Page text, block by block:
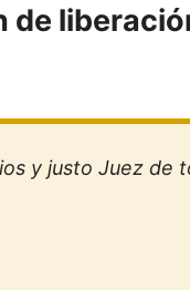
de
y justo Juez de